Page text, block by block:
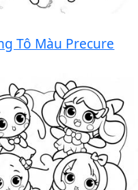
Tô Màu Precure